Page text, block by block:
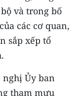
và trong bố
các cơ quan,
sắp xếp tổ
nghị Ủy ban
tham mưu